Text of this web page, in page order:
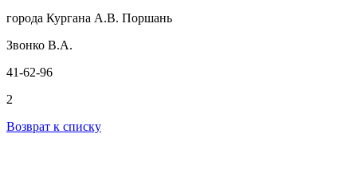
города Кургана А.В. Поршань
Звонко В.А.
41-62-96
2
Возврат к списку